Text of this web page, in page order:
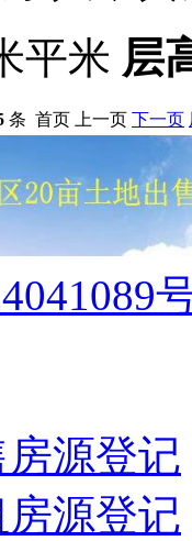
平米 层
条 首页 上一页 下一页
源登记
源登记